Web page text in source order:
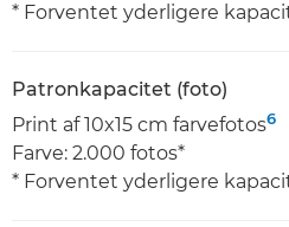
* Forventet yderligere
Patronkapacitet (foto)
Print af 10x15 cm farvefotos6
Farve: 2.000 fotos*
* Forventet yderligere